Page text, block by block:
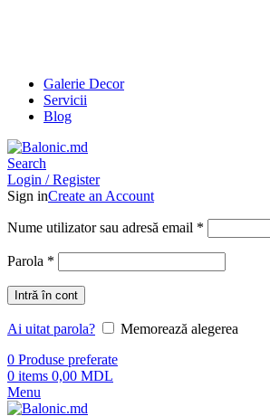
Galerie Decor
Servicii
Blog
Search
Login / Register
Sign inCreate an Account
Nume utilizator sau adresă email *
Parola *
Intră în cont
Ai uitat parola?
Memorează alegerea
0 Produse preferate
0 items 0,00 MDL
Menu